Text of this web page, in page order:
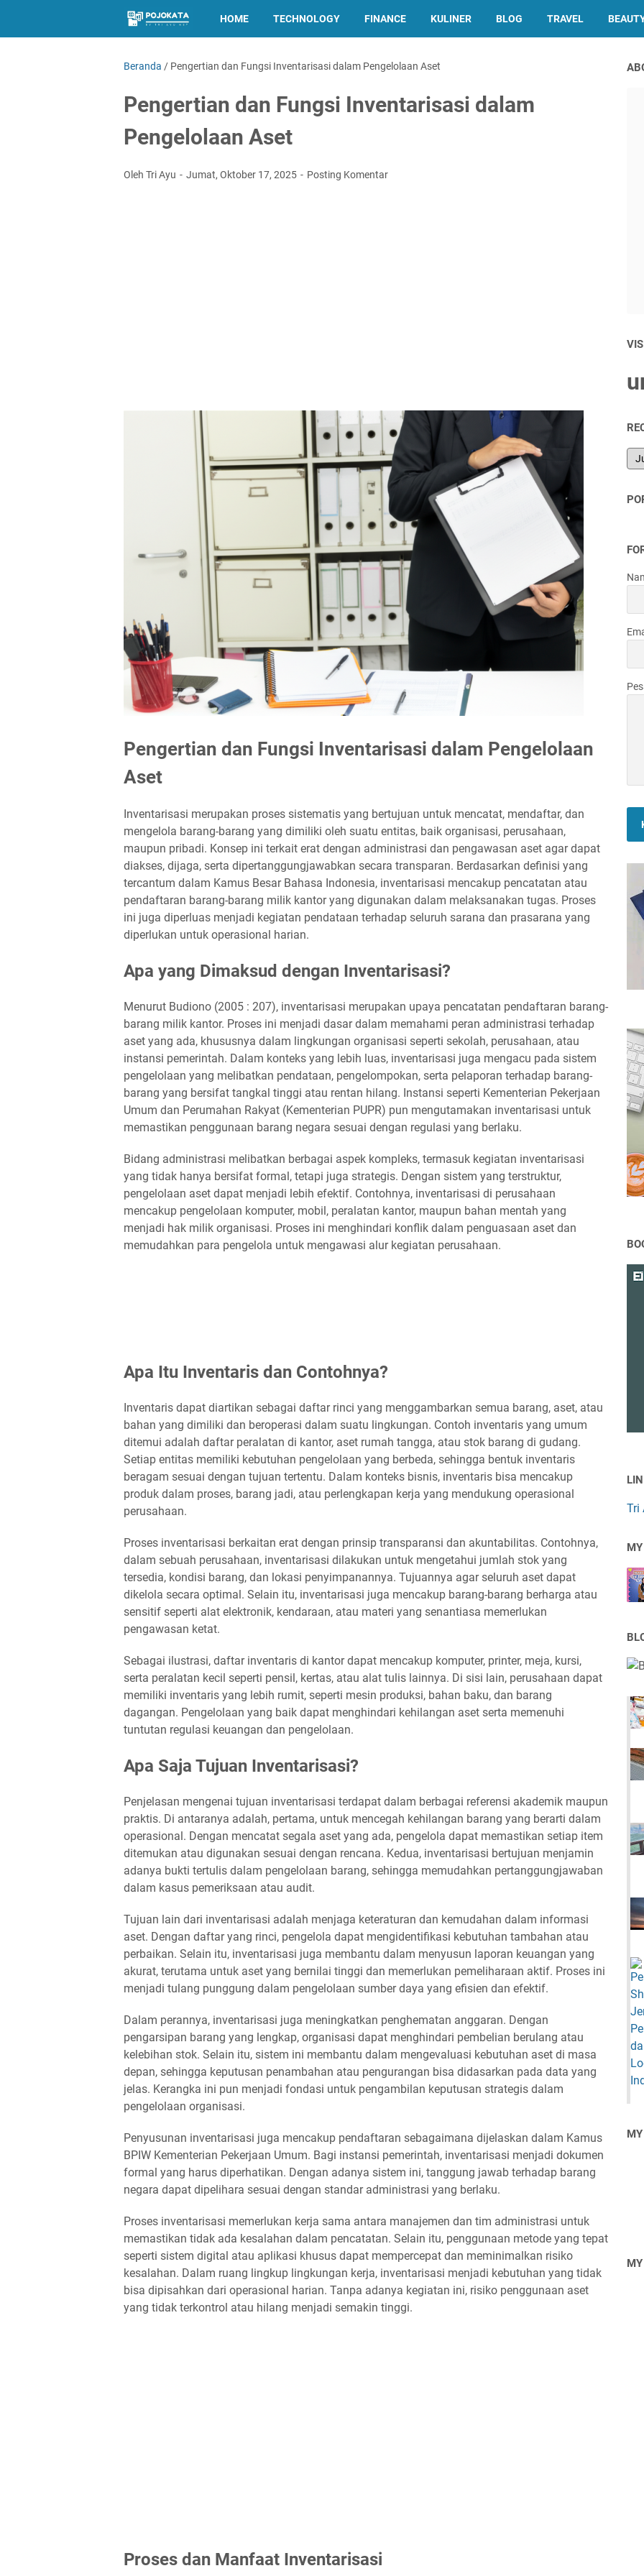
HOME TECHNOLOGY FINANCE KULINER BLOG TRAVEL
Beranda / Pengertian dan Fungsi Inventarisasi dalam Pengelolaan Aset
Pengertian dan Fungsi Inventarisasi dalam
Pengelolaan Aset
Oleh Tri Ayu Jumat, Oktober 17, 2025 Posting Komentar
Pengertian dan Fungsi Inventarisasi dalam Pengelolaan
Aset
Inventarisasi merupakan proses sistematis yang bertujuan untuk mencatat, mendaftar, dan
mengelola barang-barang yang dimiliki oleh suatu entitas, baik organisasi, perusahaan,
maupun pribadi. Konsep ini terkait erat dengan administrasi dan pengawasan aset agar dapat
diakses, dijaga, serta dipertanggungjawabkan secara transparan. Berdasarkan definisi yang
tercantum dalam Kamus Besar Bahasa Indonesia, inventarisasi mencakup pencatatan atau
pendaftaran barang-barang milik kantor yang digunakan dalam melaksanakan tugas. Proses
ini juga diperluas menjadi kegiatan pendataan terhadap seluruh sarana dan prasarana yang
diperlukan untuk operasional harian.
Apa yang Dimaksud dengan Inventarisasi?
Menurut Budiono (2005 : 207), inventarisasi merupakan upaya pencatatan pendaftaran barang-
barang milik kantor. Proses ini menjadi dasar dalam memahami peran administrasi terhadap
aset yang ada, khususnya dalam lingkungan organisasi seperti sekolah, perusahaan, atau
instansi pemerintah. Dalam konteks yang lebih luas, inventarisasi juga mengacu pada sistem
pengelolaan yang melibatkan pendataan, pengelompokan, serta pelaporan terhadap barang-
barang yang bersifat tangkal tinggi atau rentan hilang. Instansi seperti Kementerian Pekerjaan
Umum dan Perumahan Rakyat (Kementerian PUPR) pun mengutamakan inventarisasi untuk
memastikan penggunaan barang negara sesuai dengan regulasi yang berlaku.
Bidang administrasi melibatkan berbagai aspek kompleks, termasuk kegiatan inventarisasi
yang tidak hanya bersifat formal, tetapi juga strategis. Dengan sistem yang terstruktur,
pengelolaan aset dapat menjadi lebih efektif. Contohnya, inventarisasi di perusahaan
mencakup pengelolaan komputer, mobil, peralatan kantor, maupun bahan mentah yang
menjadi hak milik organisasi. Proses ini menghindari konflik dalam penguasaan aset dan
memudahkan para pengelola untuk mengawasi alur kegiatan perusahaan.
Apa Itu Inventaris dan Contohnya?
Inventaris dapat diartikan sebagai daftar rinci yang menggambarkan semua barang, aset, atau
bahan yang dimiliki dan beroperasi dalam suatu lingkungan. Contoh inventaris yang umum
ditemui adalah daftar peralatan di kantor, aset rumah tangga, atau stok barang di gudang.
Setiap entitas memiliki kebutuhan pengelolaan yang berbeda, sehingga bentuk inventaris
beragam sesuai dengan tujuan tertentu. Dalam konteks bisnis, inventaris bisa mencakup
produk dalam proses, barang jadi, atau perlengkapan kerja yang mendukung operasional
perusahaan.
Proses inventarisasi berkaitan erat dengan prinsip transparansi dan akuntabilitas. Contohnya,
dalam sebuah perusahaan, inventarisasi dilakukan untuk mengetahui jumlah stok yang
tersedia, kondisi barang, dan lokasi penyimpanannya. Tujuannya agar seluruh aset dapat
dikelola secara optimal. Selain itu, inventarisasi juga mencakup barang-barang berharga atau
sensitif seperti alat elektronik, kendaraan, atau materi yang senantiasa memerlukan
pengawasan ketat.
Sebagai ilustrasi, daftar inventaris di kantor dapat mencakup komputer, printer, meja, kursi,
serta peralatan kecil seperti pensil, kertas, atau alat tulis lainnya. Di sisi lain, perusahaan dapat
memiliki inventaris yang lebih rumit, seperti mesin produksi, bahan baku, dan barang
dagangan. Pengelolaan yang baik dapat menghindari kehilangan aset serta memenuhi
tuntutan regulasi keuangan dan pengelolaan.
Apa Saja Tujuan Inventarisasi?
Penjelasan mengenai tujuan inventarisasi terdapat dalam berbagai referensi akademik maupun
praktis. Di antaranya adalah, pertama, untuk mencegah kehilangan barang yang berarti dalam
operasional. Dengan mencatat segala aset yang ada, pengelola dapat memastikan setiap item
ditemukan atau digunakan sesuai dengan rencana. Kedua, inventarisasi bertujuan menjamin
adanya bukti tertulis dalam pengelolaan barang, sehingga memudahkan pertanggungjawaban
dalam kasus pemeriksaan atau audit.
Tujuan lain dari inventarisasi adalah menjaga keteraturan dan kemudahan dalam informasi
aset. Dengan daftar yang rinci, pengelola dapat mengidentifikasi kebutuhan tambahan atau
perbaikan. Selain itu, inventarisasi juga membantu dalam menyusun laporan keuangan yang
akurat, terutama untuk aset yang bernilai tinggi dan memerlukan pemeliharaan aktif. Proses ini
menjadi tulang punggung dalam pengelolaan sumber daya yang efisien dan efektif.
Dalam perannya, inventarisasi juga meningkatkan penghematan anggaran. Dengan
pengarsipan barang yang lengkap, organisasi dapat menghindari pembelian berulang atau
kelebihan stok. Selain itu, sistem ini membantu dalam mengevaluasi kebutuhan aset di masa
depan, sehingga keputusan penambahan atau pengurangan bisa didasarkan pada data yang
jelas. Kerangka ini pun menjadi fondasi untuk pengambilan keputusan strategis dalam
pengelolaan organisasi.
Penyusunan inventarisasi juga mencakup pendaftaran sebagaimana dijelaskan dalam Kamus
BPIW Kementerian Pekerjaan Umum. Bagi instansi pemerintah, inventarisasi menjadi dokumen
formal yang harus diperhatikan. Dengan adanya sistem ini, tanggung jawab terhadap barang
negara dapat dipelihara sesuai dengan standar administrasi yang berlaku.
Proses inventarisasi memerlukan kerja sama antara manajemen dan tim administrasi untuk
memastikan tidak ada kesalahan dalam pencatatan. Selain itu, penggunaan metode yang tepat
seperti sistem digital atau aplikasi khusus dapat mempercepat dan meminimalkan risiko
kesalahan. Dalam ruang lingkup lingkungan kerja, inventarisasi menjadi kebutuhan yang tidak
bisa dipisahkan dari operasional harian. Tanpa adanya kegiatan ini, risiko penggunaan aset
yang tidak terkontrol atau hilang menjadi semakin tinggi.
Proses dan Manfaat Inventarisasi
u
Tri